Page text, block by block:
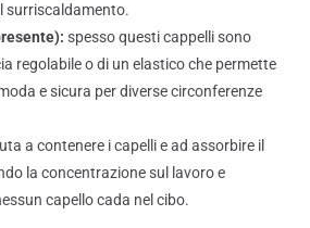
surriscaldamento.
spesso questi cappelli sono
regolabile o di un elastico che permette
e sicura per diverse circonferenze
a contenere i capelli e ad assorbire il
la concentrazione sul lavoro e
capello cada nel cibo.